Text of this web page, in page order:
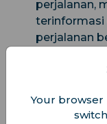
perjalanan,
terinformasi
perjalanan
Apakah
Jepang?
Your browser